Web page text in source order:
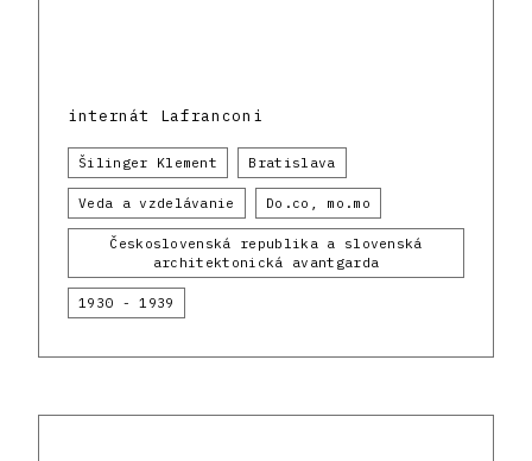
internát Lafranconi
Šilinger Klement Bratislava
Veda a vzdelávanie Do.co, mo.mo
Československá republika a slovenská
architektonická avantgarda
1930 - 1939